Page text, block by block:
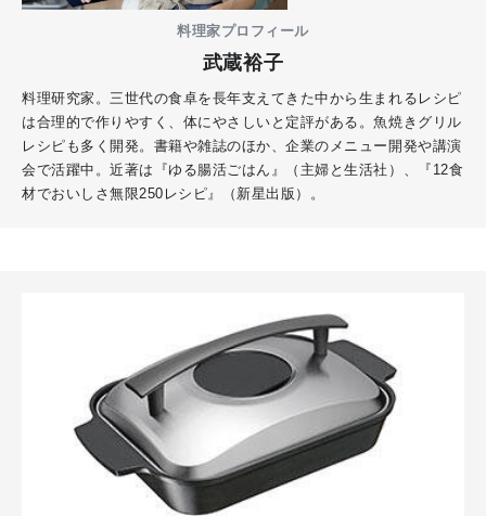
料理家プロフィール
武蔵裕子
料理研究家。三世代の食卓を長年支えてきた中から生まれるレシピ
は合理的で作りやすく、体にやさしいと定評がある。魚焼きグリル
レシピも多く開発。書籍や雑誌のほか、企業のメニュー開発や講演
会で活躍中。近著は『ゆる腸活ごはん』（主婦と生活社）、『12食
材でおいしさ無限250レシピ』（新星出版）。